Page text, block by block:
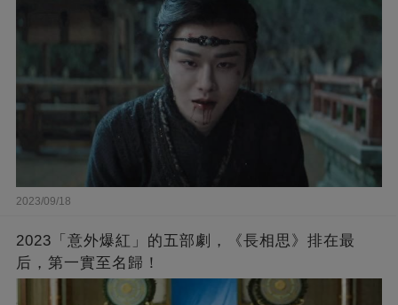
2023/09/18
2023「意外爆紅」的五部劇，《長相思》排在最
后，第一實至名歸！